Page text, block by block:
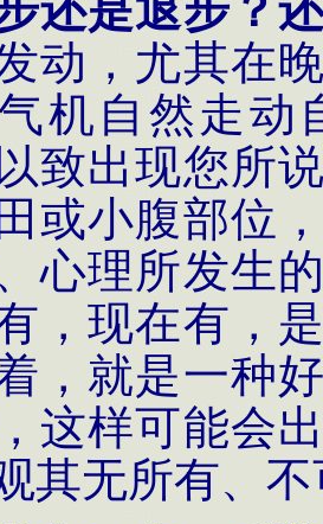
动，尤其在
机自然走动
致出现您所
或小腹部位
心理所发生
，现在有，
，就是一种
这样可能会
其无所有、